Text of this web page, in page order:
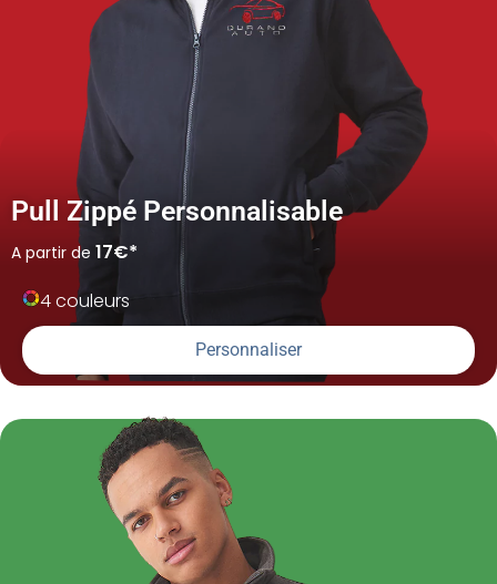
Pull Zippé Personnalisable
A partir de 17€*
4 couleurs
Personnaliser